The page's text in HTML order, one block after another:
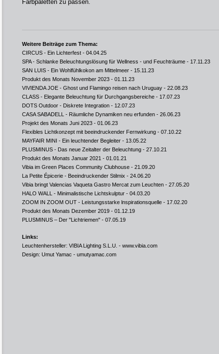
Farbpaletten zu passen.
Weitere Beiträge zum Thema:
CIRCUS - Ein Lichterfest - 04.04.25
SPA - Schlanke Beleuchtungslösung für Wellness - und Feuchträume - 17.11.23
SAN LUIS - Ein Wohlfühlkokon am Mittelmeer - 15.11.23
Produkt des Monats November 2023 - 01.11.23
VIVIENDA JOE - Ghost und Flamingo reisen nach Uruguay - 22.08.23
CLASS - Elegante Beleuchtung für Durchgangsbereiche - 17.07.23
DOTS Outdoor - Diskrete Integration - 12.07.23
CASA SABADELL - Räumliche Dynamiken neu erfunden - 26.06.23
Projekt des Monats Juni 2023 - 01.06.23
Flexibles Lichtkonzept mit beeindruckender Fernwirkung - 07.10.22
MAYFAIR MINI - Ein leuchtender Begleiter - 13.05.22
PLUSMINUS - Das neue Zeitalter der Beleuchtung - 27.10.21
Produkt des Monats Januar 2021 - 01.01.21
Vibia im Green Places Community Clubhouse - 21.09.20
La Petite Épicerie - Beeindruckender Stilmix - 24.06.20
Vibia bringt Valencias Vaqueta Gastro Mercat zum Leuchten - 27.05.20
HALO WALL - Minimalistische Lichtskulptur - 04.03.20
ZOOM IN ZOOM OUT - Leistungsstarke lnspirationsquelle - 17.02.20
Produkt des Monats Dezember 2019 - 01.12.19
PLUSMINUS – Der "Lichtriemen" - 07.05.19
Links:
Leuchtenhersteller: VIBIA Lighting S.L.U. - www.vibia.com
Design: Umut Yamac - umutyamac.com